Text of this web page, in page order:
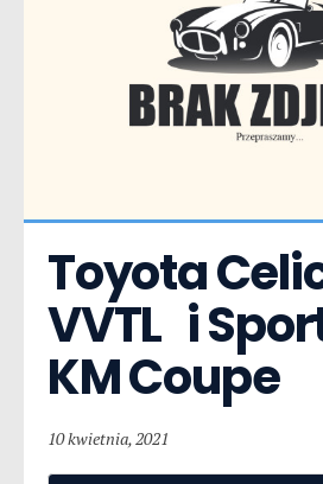
Toyota
VVTL   i
KM Coupe
10 kwietnia, 2021